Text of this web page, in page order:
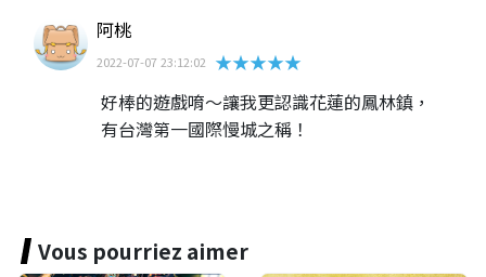
阿桃
2022-07-07 23:12:02
★★★★★
好棒的遊戲唷～讓我更認識花蓮的鳳林鎮，
有台灣第一國際慢城之稱！
Vous pourriez aimer